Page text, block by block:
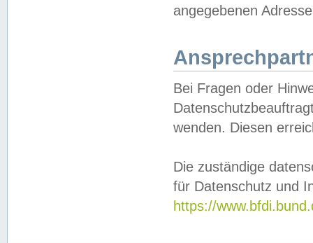
angegebenen
Bei Fragen oder
wenden. Diesen
Die zuständige
für Datenschutz und
https://